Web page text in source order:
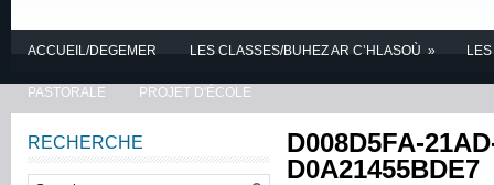
ACCUEIL/DEGEMER LES CLASSES/BUHEZ AR C’HLASOÙ »
PASTORALE PROJET D'ÉCOLE
D008D5FA-
D0A21455BDE7
RECHERCHE